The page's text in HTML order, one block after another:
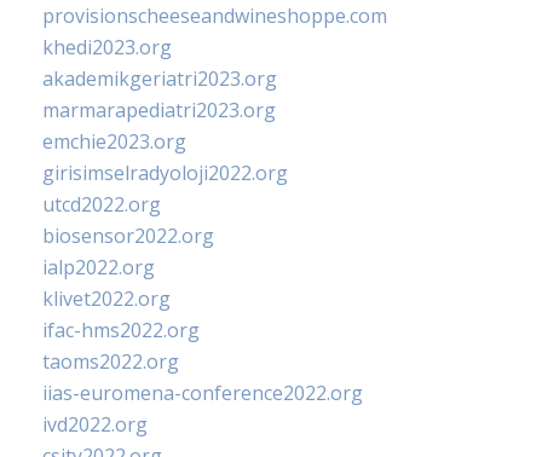
provisionscheeseandwineshoppe.com
khedi2023.org
akademikgeriatri2023.org
marmarapediatri2023.org
emchie2023.org
girisimselradyoloji2022.org
utcd2022.org
biosensor2022.org
ialp2022.org
klivet2022.org
ifac-hms2022.org
taoms2022.org
iias-euromena-conference2022.org
ivd2022.org